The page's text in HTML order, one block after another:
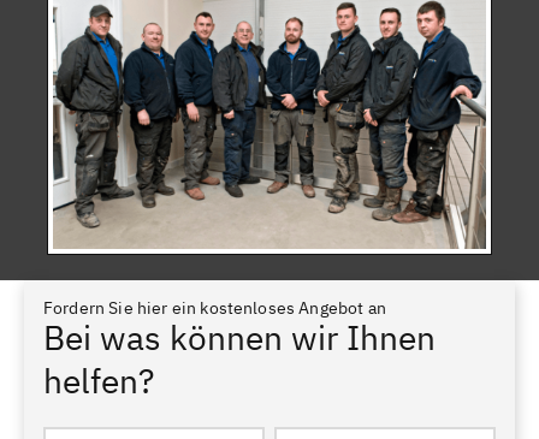
Fordern Sie hier ein kostenloses Angebot an
Bei was können wir Ihnen
helfen?